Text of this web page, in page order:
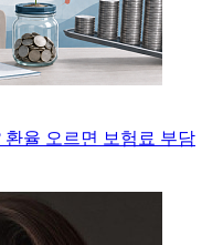
환율 오르면 보험료 부담